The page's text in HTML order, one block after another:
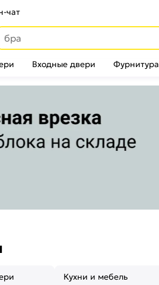
чат
Входные двери Фурнитура
Кухни и мебель